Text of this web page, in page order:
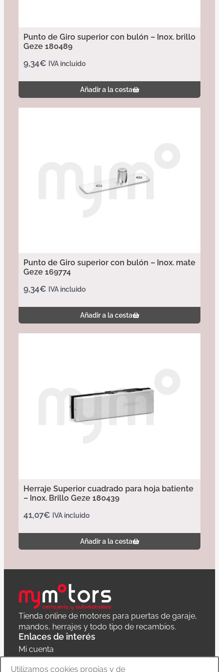
Punto de Giro superior con bulón – Inox. brillo
Geze 180489
9,34€ IVA incluido
Añadir a la cesta
Punto de Giro superior con bulón – Inox. mate
Geze 169774
9,34€ IVA incluido
Añadir a la cesta
Herraje Superior cuadrado para hoja batiente
– Inox. Brillo Geze 180439
41,07€ IVA incluido
Añadir a la cesta
Tienda online de motores para puertas de garaje,
mandos, herrajes y todo tipo de recambios.
Enlaces de interés
Mi cuenta
Política de privacidad
Utilizamos cookies propias y de